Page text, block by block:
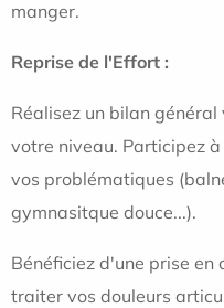
manger.
Reprise de l'Effort :
Réalisez un bilan
votre niveau. Participez
vos problématiques
gymnasitque douce...).
Bénéficiez d'une prise
traiter vos douleurs